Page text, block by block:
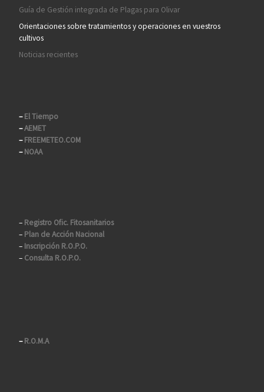
Guía de Gestión integrada de Plagas para Olivar
Orientaciones sobre tratamientos y operaciones en vuestros
cultivos
Noticias recientes
–El Tiempo
–AEMET
–FREEMETEO.COM
–NOAA
– Registro Ofic. Fitosanitarios
– Plan de Acción Nacional
– Inscripción R.O.P.O.
– Consulta R.O.P.O.
–R.O.M.A